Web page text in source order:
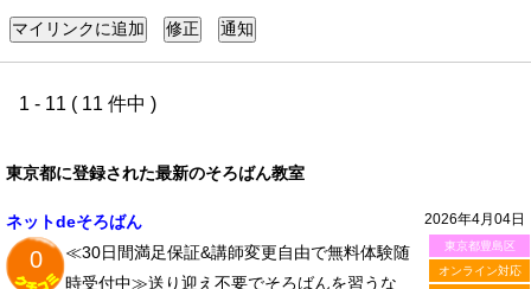
1 - 11 ( 11 件中 )
東京都に登録された最新のそろばん教室
2026年4月04日
東京都豊島区
オンライン対応
ネットdeそろばん
0
≪30日間満足保証&講師変更自由で無料体験随
時受付中≫送り迎え不要でそろばんを習うな